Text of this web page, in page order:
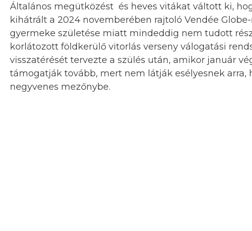
Általános megütközést és heves vitákat váltott ki,
kihátrált a 2024 novemberében rajtoló Vendée
gyermeke születése miatt mindeddig nem tudott
korlátozott földkerülő vitorlás verseny válogatási
visszatérését tervezte a szülés után, amikor január
támogatják tovább, mert nem látják esélyesnek arra,
negyvenes mezőnybe.